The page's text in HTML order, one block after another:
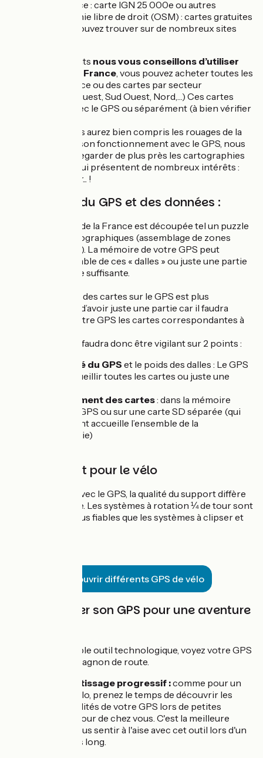
Topo France : carte IGN 25 000e ou autres
Cartographie libre de droit (OSM) : cartes gratuites
que vous pouvez trouver sur de nombreux sites
Pour les débutants nous vous conseillons d’utiliser
les cartes Topo France, vous pouvez acheter toutes les
cartes de la France ou des cartes par secteur
géographique (Ouest, Sud Ouest, Nord,…) Ces cartes
sont vendues avec le GPS ou séparément (à bien vérifier
Une fois que vous aurez bien compris les rouages de la
cartographie et son fonctionnement avec le GPS, nous
vous invitons à regarder de plus près les cartographies
libres de droits qui présentent de nombreux intérêts :
coût, mises à jour... !
4/ Mémoire du GPS et des données :
La cartographie de la France est découpée tel un puzzle
en « dalles » cartographiques (assemblage de zones
cartographiques). La mémoire de votre GPS peut
accueillir l’ensemble de ces « dalles » ou juste une partie
faute de mémoire suffisante.
Avoir l’ensemble des cartes sur le GPS est plus
confortable que d’avoir juste une partie car il faudra
transférer sur votre GPS les cartes correspondantes à
Lors de l'achat, il faudra donc être vigilant sur 2 points :
capacité du GPS et le poids des dalles : Le GPS
peut-il accueillir toutes les cartes ou juste une
chargement des cartes: dans la mémoire
interne du GPS ou sur une carte SD séparée (qui
bien souvent accueille l’ensemble de la
cartographie)
5/ Le support pour le vélo
Souvent vendu avec le GPS, la qualité du support diffère
suivant le modèle. Les systèmes à rotation ¼ de tour sont
généralement plus fiables que les systèmes à clipser et
Découvrir différents GPS de vélo
🧭 Apprivoiser son GPS pour une aventure
Plutôt qu'un simple outil technologique, voyez votre GPS
comme un compagnon de route.
Un apprentissage progressif :comme pour un
nouveau vélo, prenez le temps de découvrir les
fonctionnalités de votre GPS lors de petites
balades autour de chez vous. C'est la meilleure
façon de vous sentir à l'aise avec cet outil lors d'un
voyage plus long.